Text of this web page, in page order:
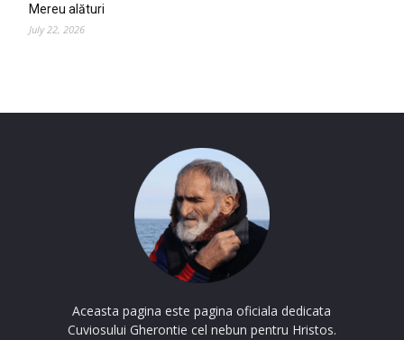
Mereu alături
July 22, 2026
Aceasta pagina este pagina oficiala dedicata
Cuviosului Gherontie cel nebun pentru Hristos.